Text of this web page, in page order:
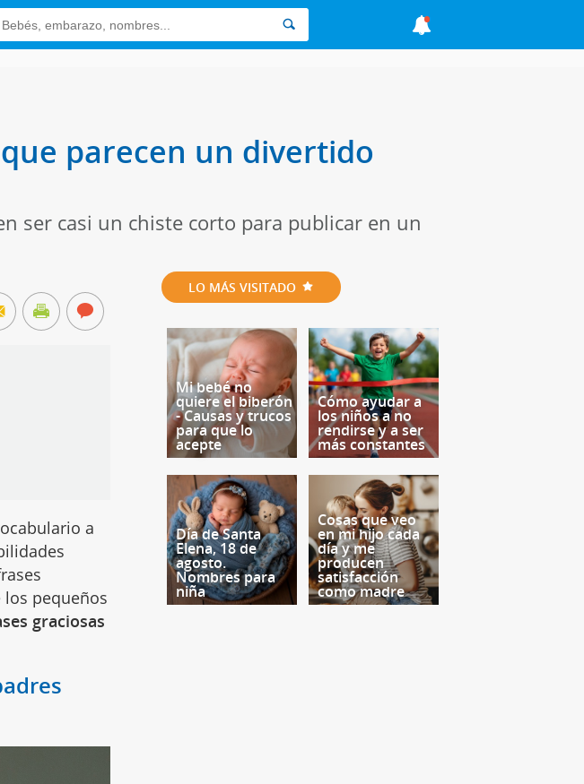
parecen un divertido
ser casi un chiste corto para publicar en un
a
pequeños
graciosas
LO MÁS VISITADO
Mi bebé no
quiere el biberón
- Causas y trucos
para que lo
acepte
Cómo ayudar a
los niños a no
rendirse y a ser
más constantes
Día de Santa
Elena, 18 de
agosto.
Nombres para
niña
Cosas que veo
en mi hijo cada
día y me
producen
satisfacción
como madre